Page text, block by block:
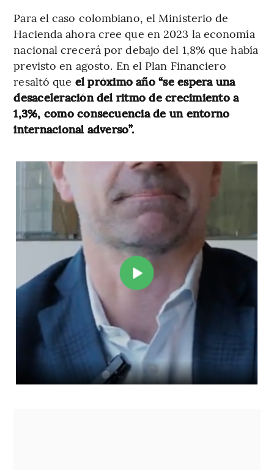
Para el caso colombiano, el Ministerio de
Hacienda ahora cree que en 2023 la economía
nacional crecerá por debajo del 1,8% que había
previsto en agosto. En el Plan Financiero
resaltó que el próximo año “se espera una
desaceleración del ritmo de crecimiento a
1,3%, como consecuencia de un entorno
internacional adverso”.